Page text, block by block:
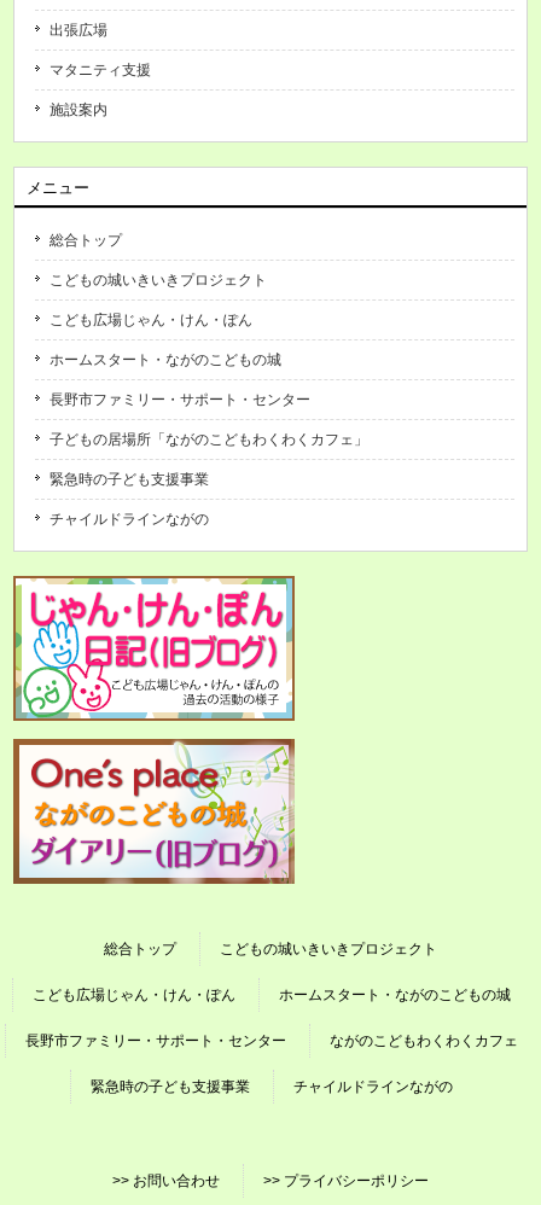
出張広場
マタニティ支援
施設案内
メニュー
総合トップ
こどもの城いきいきプロジェクト
こども広場じゃん・けん・ぽん
ホームスタート・ながのこどもの城
長野市ファミリー・サポート・センター
子どもの居場所「ながのこどもわくわくカフェ」
緊急時の子ども支援事業
チャイルドラインながの
総合トップ こどもの城いきいきプロジェクト
こども広場じゃん・けん・ぽん ホームスタート・ながのこどもの城
長野市ファミリー・サポート・センター ながのこどもわくわくカフェ
緊急時の子ども支援事業 チャイルドラインながの
>> お問い合わせ >> プライバシーポリシー